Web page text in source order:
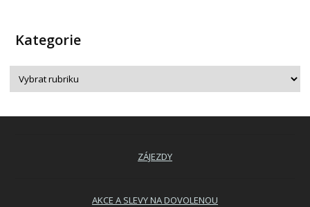
Kategorie
ZÁJEZDY
AKCE A SLEVY NA DOVOLENOU